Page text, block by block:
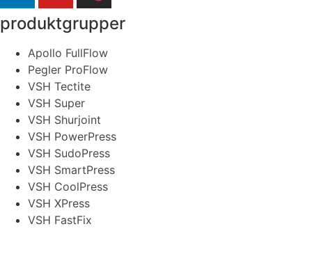
produktgrupper
Apollo FullFlow
Pegler ProFlow
VSH Tectite
VSH Super
VSH Shurjoint
VSH PowerPress
VSH SudoPress
VSH SmartPress
VSH CoolPress
VSH XPress
VSH FastFix